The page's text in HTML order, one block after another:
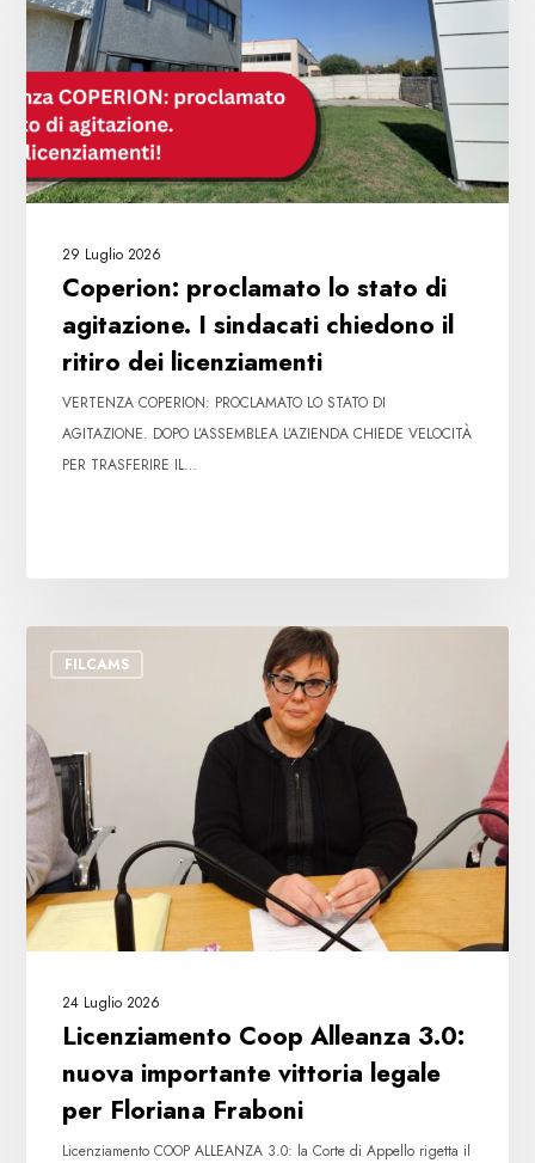
di
agitazione.
I
sindacati
chiedono
il
ritiro
licenziamenti
29 Luglio 2026
Coperion: proclamato lo stato di
agitazione. I sindacati chiedono il
ritiro dei licenziamenti
VERTENZA COPERION: PROCLAMATO LO STATO DI
AGITAZIONE. DOPO L’ASSEMBLEA L’AZIENDA CHIEDE VELOCITÀ
PER TRASFERIRE IL…
FILCAMS
Coop
3.0:
nuova
importante
vittoria
legale
per
Floriana
Fraboni
24 Luglio 2026
Licenziamento Coop Alleanza 3.0:
nuova importante vittoria legale
per Floriana Fraboni
Licenziamento COOP ALLEANZA 3.0: la Corte di Appello rigetta il